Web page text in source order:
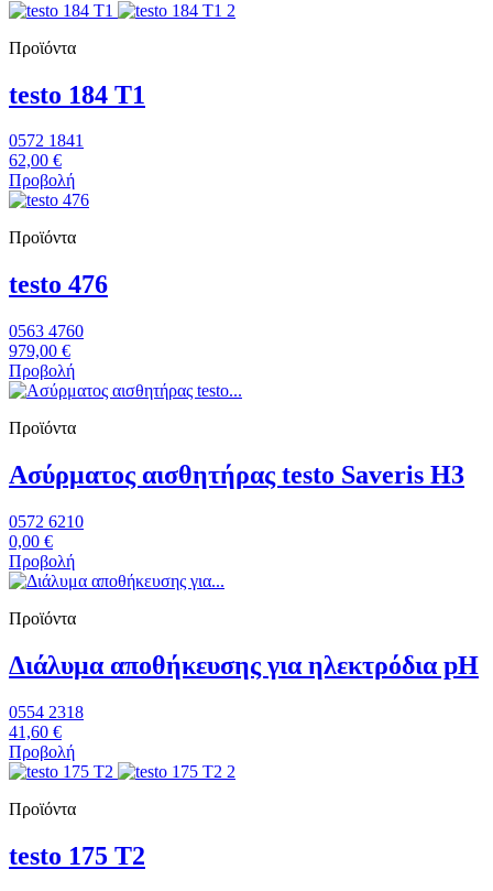
Προϊόντα
testo 184 T1
0572 1841
62,00 €
Προβολή
Προϊόντα
testo 476
0563 4760
979,00 €
Προβολή
Προϊόντα
Ασύρματος αισθητήρας testo Saveris H3
0572 6210
0,00 €
Προβολή
Προϊόντα
Διάλυμα αποθήκευσης για ηλεκτρόδια pH
0554 2318
41,60 €
Προβολή
Προϊόντα
testo 175 T2